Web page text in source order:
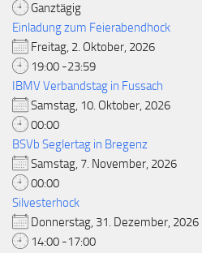
Ganztägig
Einladung zum Feierabendhock
Freitag, 2. Oktober, 2026
19:00 -23:59
IBMV Verbandstag in Fussach
Samstag, 10. Oktober, 2026
00:00
BSVb Seglertag in Bregenz
Samstag, 7. November, 2026
00:00
Silvesterhock
Donnerstag, 31. Dezember, 2026
14:00 -17:00